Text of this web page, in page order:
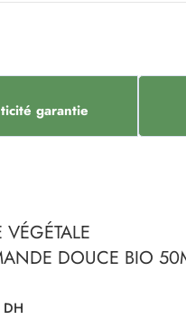
garantie
DOUCE BIO
DH